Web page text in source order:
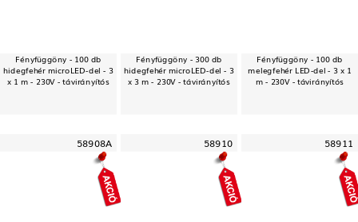
Fényfüggöny - 100 db
hidegfehér microLED-del - 3
x 1 m - 230V - távirányítós
Fényfüggöny - 300 db
hidegfehér microLED-del - 3
x 3 m - 230V - távirányítós
Fényfüggöny - 100 db
melegfehér LED-del - 3 x 1
m - 230V - távirányítós
58908A 58910 58911